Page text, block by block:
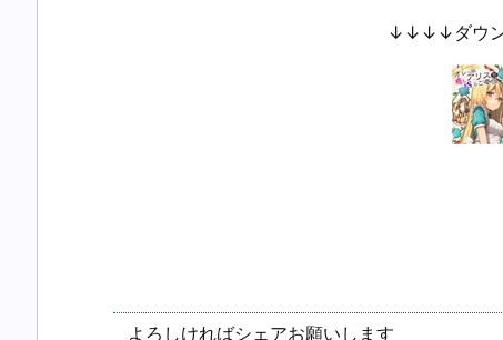
↓↓↓↓ダウ
よろしければシェアお願いします